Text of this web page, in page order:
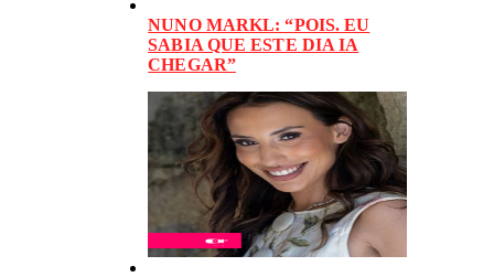
NUNO MARKL: “POIS. EU
SABIA QUE ESTE DIA IA
CHEGAR”